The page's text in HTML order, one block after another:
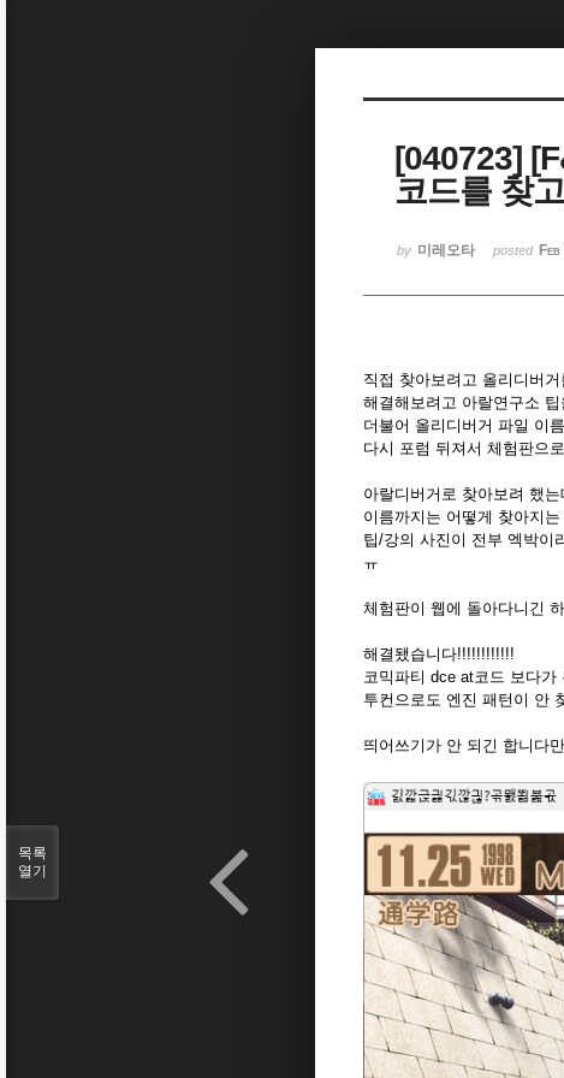
[040723]
코드를 찾
by 미레오타 posted
직접 찾아보려고 올리디버
해결해보려고 아랄연구소
더불어 올리디버거 파일 이
다시 포럼 뒤져서 체험판으
아랄디버거로 찾아보려 했
이름까지는 어떻게 찾아지
팁/강의 사진이 전부 엑박이
ㅠ
체험판이 웹에 돌아다니긴
해결됐습니다!!!!!!!!!!!!
코믹파티 dce at코드 보다
투컨으로도 엔진 패턴이 안
띄어쓰기가 안 되긴 합니다
목록
열기
Sketchbook5, 스케치북5
Sketchbook5, 스케치북5